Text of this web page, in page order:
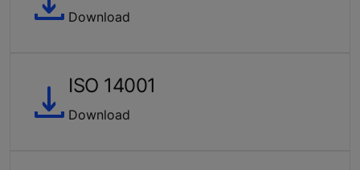
Download
ISO 14001
Download